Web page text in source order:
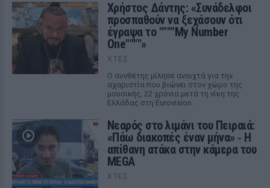
Χρήστος Δάντης: «Συνάδελφοι
προσπαθούν να ξεχάσουν ότι
έγραψα το """"My Number
One""""»
ΧΤΕΣ
Ο συνθέτης μίλησε ανοιχτά για την
αχαριστία που βιώνει στον χώρο της
μουσικής, 22 χρόνια μετά τη νίκη της
Ελλάδας στη Eurovision.
Νεαρός στο λιμάνι του Πειραιά:
«Πάω διακοπές έναν μήνα» ‑ Η
απίθανη ατάκα στην κάμερα του
MEGA
ΧΤΕΣ